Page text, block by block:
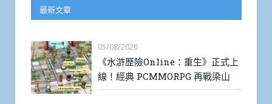
最新文章
05/08/2026
《水滸歷險Online：重生》正式上
線！經典 PCMMORPG 再戰梁山